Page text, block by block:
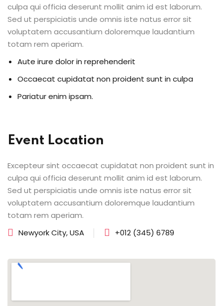
culpa qui officia deserunt mollit anim id est laborum.
Sed ut perspiciatis unde omnis iste natus error sit
voluptatem accusantium doloremque laudantium
totam rem aperiam.
Aute irure dolor in reprehenderit
Occaecat cupidatat non proident sunt in culpa
Pariatur enim ipsam.
Event Location
Excepteur sint occaecat cupidatat non proident sunt in
culpa qui officia deserunt mollit anim id est laborum.
Sed ut perspiciatis unde omnis iste natus error sit
voluptatem accusantium doloremque laudantium
totam rem aperiam.
Newyork City, USA
+012 (345) 6789